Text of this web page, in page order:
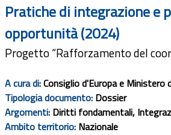
Pratiche di integrazione e
opportunità (2024)
Progetto “Rafforzamento del
A cura di:Consiglio d'Europa e Ministero
Tipologia documento: Dossier
Argomenti: Diritti fondamentali,
Ambito territorio: Nazionale